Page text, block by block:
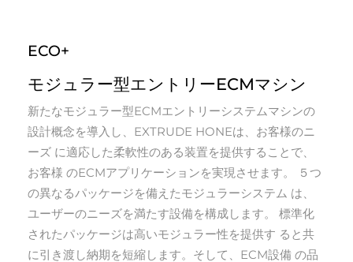
ECO+
モジュラー型エントリーECMマシン
新たなモジュラー型ECMエントリーシステムマシンの
設計概念を導入し、EXTRUDE HONEは、お客様のニ
ーズ に適応した柔軟性のある装置を提供することで、
お客様 のECMアプリケーションを実現させます。 ５つ
の異なるパッケージを備えたモジュラーシステム は、
ユーザーのニーズを満たす設備を構成します。 標準化
されたパッケージは高いモジュラー性を提供す ると共
に引き渡し納期を短縮します。そして、ECM設備 の品